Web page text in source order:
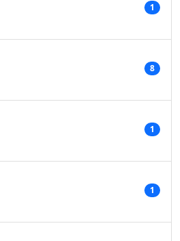
1
8
1
1